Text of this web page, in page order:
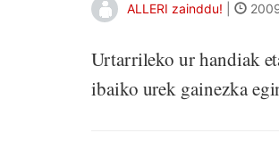
ALLERI zainddu!
Urtarrileko ur handiak
ibaiko urek gainezka